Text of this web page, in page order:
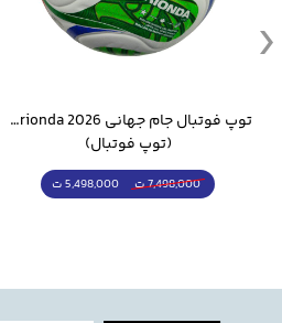
توپ فوتبال جام جهانی 2026 Trionda مشابه اورجینال
(توپ فوتبال)
7,498,000 ت 5,498,000 ت